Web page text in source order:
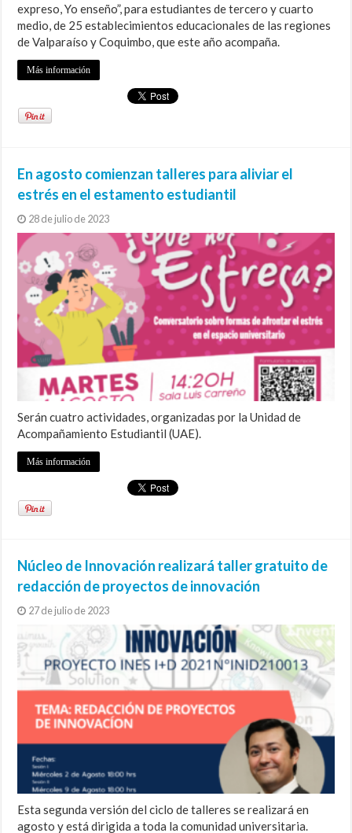
expreso, Yo enseño”, para estudiantes de tercero y cuarto
medio, de 25 establecimientos educacionales de las regiones
de Valparaíso y Coquimbo, que este año acompaña.
Más información
En agosto comienzan talleres para aliviar el
estrés en el estamento estudiantil
28 de julio de 2023
Serán cuatro actividades, organizadas por la Unidad de
Acompañamiento Estudiantil (UAE).
Más información
Núcleo de Innovación realizará taller gratuito de
redacción de proyectos de innovación
27 de julio de 2023
Esta segunda versión del ciclo de talleres se realizará en
agosto y está dirigida a toda la comunidad universitaria.